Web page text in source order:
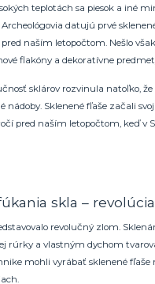
teplotách sa piesok a iné
datujú prvé
naším letopočtom. Nešlo
flakóny a dekoratívne
sklárov rozvinula natoľko,
nádoby. Sklenené fľaše začali
pred naším letopočtom, keď v
skla –
revolučný zlom.
rúrky a vlastným dychom
mohli vyrábať sklenené fľaše